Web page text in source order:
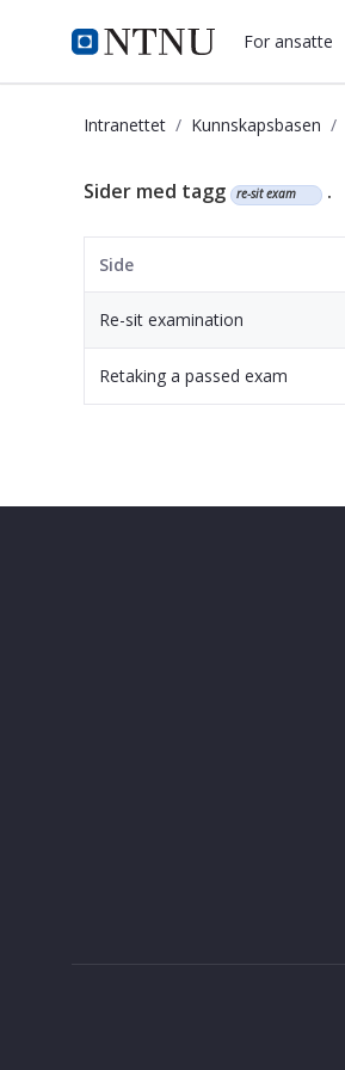
i.ntnu.no For ansatte
Intranettet Kunnskapsbasen
Kunnskapsbasen
Sider med tagg re-sit exam .
Side
Re-sit examination
Retaking a passed exam